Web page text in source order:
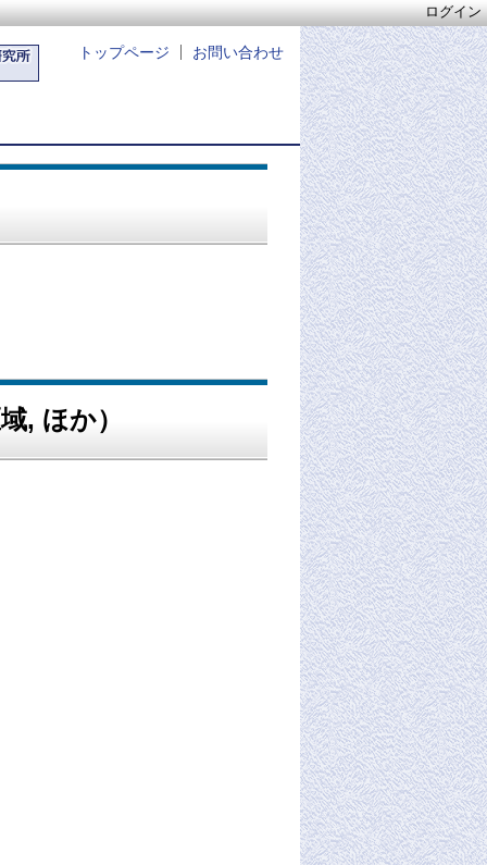
ログイン
お問い合わせ
トップページ
, ほか）